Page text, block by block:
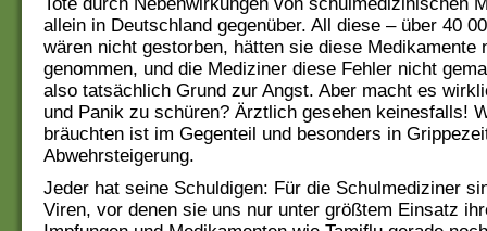
allein in Deutschland gegenüber. All diese – über 40
wären nicht gestorben, hätten sie diese Medikamente
genommen, und die Mediziner diese Fehler nicht
also tatsächlich Grund zur Angst. Aber macht es
und Panik zu schüren? Ärztlich gesehen keinesfalls!
bräuchten ist im Gegenteil und besonders in
Abwehrsteigerung.
Jeder hat seine Schuldigen: Für die Schulmediziner
Viren, vor denen sie uns nur unter größtem Einsatz